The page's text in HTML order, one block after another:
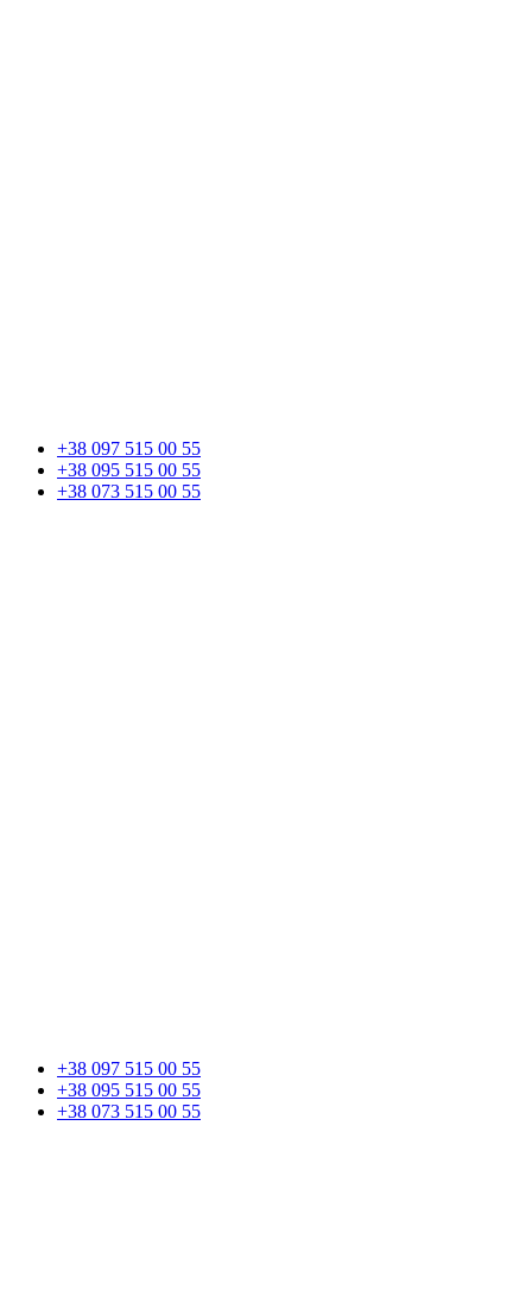
+38 097 515 00 55
+38 095 515 00 55
+38 073 515 00 55
+38 097 515 00 55
+38 095 515 00 55
+38 073 515 00 55